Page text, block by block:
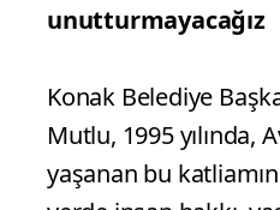
unutturmayacağız
Konak Belediye
Mutlu, 1995 yılında,
yaşanan bu